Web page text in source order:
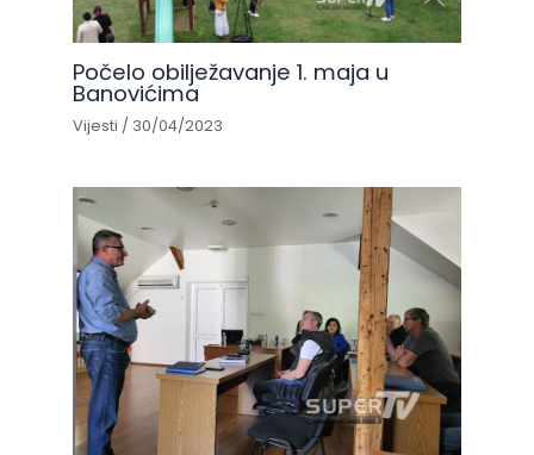
Počelo obilježavanje 1. maja u
Banovićima
Vijesti / 30/04/2023